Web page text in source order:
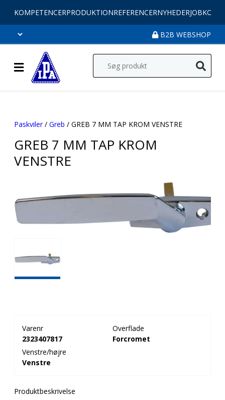
KOMPETENCERPRODUKTIONREFERENCERNYHEDERJOB
B2B WEBSHOP
Paskviler/ Greb / GREB 7 MM TAP KROM VENSTRE
GREB 7 MM TAP KROM
VENSTRE
Varenr
2323407817
Overflade
Forcromet
Venstre/højre
Venstre
Produktbeskrivelse